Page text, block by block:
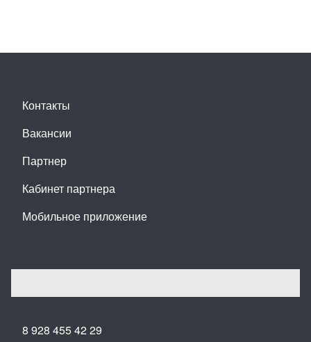
Контакты
Вакансии
Партнер
Кабинет партнера
Мобильное приложение
8 928 455 42 29